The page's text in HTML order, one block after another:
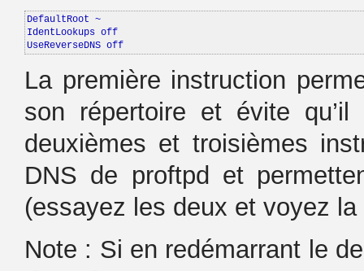
DefaultRoot ~
IdentLookups off
UseReverseDNS off
La première instruction
son répertoire et évite
deuxièmes et troisièmes
DNS de proftpd et
(essayez les deux et voyez
Note : Si en redémarrant le